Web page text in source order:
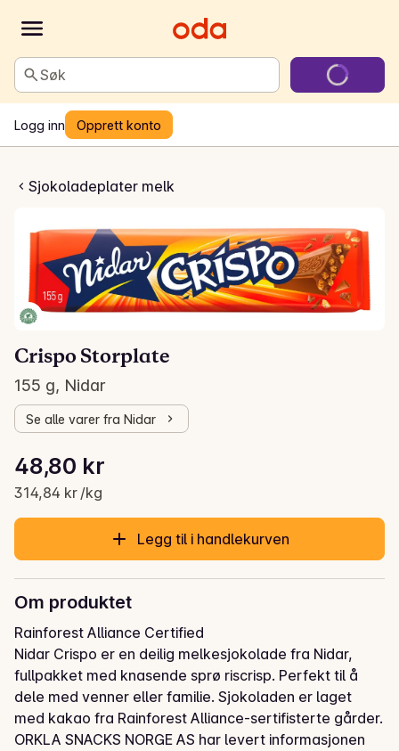
Søk
Logg inn Opprett konto
Sjokoladeplater melk
Storplate
Crispo Storplate
155 g, Nidar
Se alle varer fra Nidar
Gjeldende pris er: 48,80 kr
48,80 kr
314,84 kr /kg
Stykkpris: 314,84 kr /kg
Legg til i handlekurven
Om produktet
Rainforest Alliance Certified
Nidar Crispo er en deilig melkesjokolade fra Nidar,
fullpakket med knasende sprø riscrisp. Perfekt til å
dele med venner eller familie. Sjokoladen er laget
med kakao fra Rainforest Alliance-sertifisterte gårder.
ORKLA SNACKS NORGE AS har levert informasjonen